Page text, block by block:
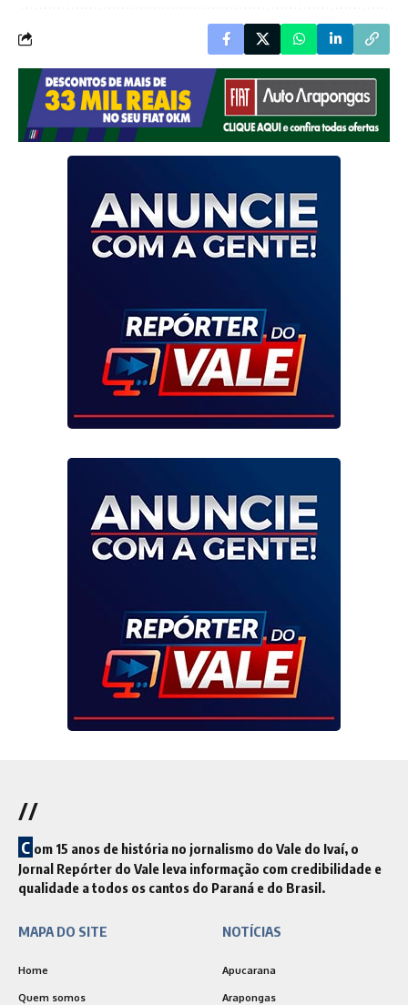
//
C om 15 anos de história no jornalismo do Vale do Ivaí, o
Jornal Repórter do Vale leva informação com credibilidade e
qualidade a todos os cantos do Paraná e do Brasil.
MAPA DO SITE
Home
Quem somos
NOTÍCIAS
Apucarana
Arapongas